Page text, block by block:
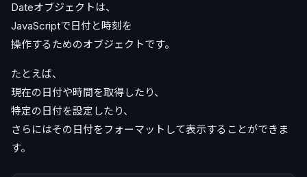
Dateオブジェクトは、
JavaScriptで日付と時刻を
操作するためのオブジェクトです。
たとえば、
現在の日付や時間を取得したり、
特定の日付を設定したり、
さらにはその日付をフォーマットして表示することができま
す。